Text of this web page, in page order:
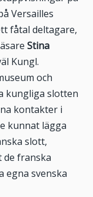
Versailles
fåtal deltagare,
Stina
Kungl.
och
kungliga slotten
kontakter i
kunnat lägga
slott,
de franska
egna svenska